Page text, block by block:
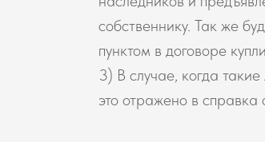
собственнику. Так же
пунктом в договоре
3) В случае, когда
это отражено в справка